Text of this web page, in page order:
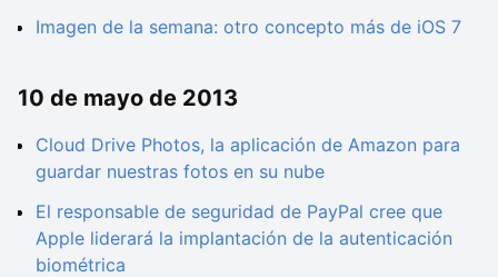
Imagen de la semana: otro concepto más de iOS 7
10 de mayo de 2013
Cloud Drive Photos, la aplicación de Amazon para
guardar nuestras fotos en su nube
El responsable de seguridad de PayPal cree que
Apple liderará la implantación de la autenticación
biométrica